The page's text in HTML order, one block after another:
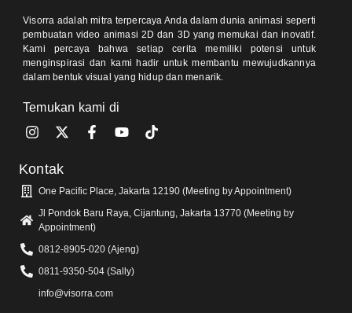
Visorra adalah mitra terpercaya Anda dalam dunia animasi seperti
pembuatan video animasi 2D dan 3D yang memukai dan inovatif.
Kami percaya bahwa setiap cerita memiliki potensi untuk
menginspirasi dan kami hadir untuk membantu mewujudkannya
dalam bentuk visual yang hidup dan menarik.
Temukan kami di
Kontak
One Pacific Place, Jakarta 12190 (Meeting by Appointment)
Jl Pondok Baru Raya, Cijantung, Jakarta 13770 (Meeting by
Appointment)
0812-8905-020 (Ajeng)
0811-9350-504 (Sally)
info@visorra.com